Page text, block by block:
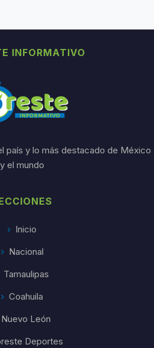
INFORMATIVO
país y lo más destacado de México
y el mundo
Inicio
Nacional
Tamaulipas
Coahuila
Nuevo León
Deportes